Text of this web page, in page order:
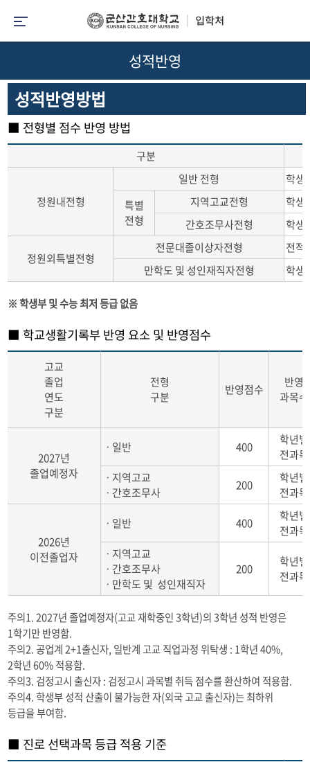
성적반영
성적반영방법
■ 전형별 점수 반영 방법
구분
정원내전형
일반 전형
학생
특별
전형
지역고교전형
학생
간호조무사전형
학생
정원외특별전형
전문대졸이상자전형
전적
만학도 및 성인재직자전형
학생
※ 학생부 및 수능 최저 등급 없음
■ 학교생활기록부 반영 요소 및 반영점수
고교
졸업
연도
구분
전형
구분
반영점수
반영
과목수
2027년
졸업예정자
ㆍ일반 400
학년별
전과목
ㆍ지역고교
ㆍ간호조무사
200
학년별
전과목
2026년
이전졸업자
ㆍ일반 400
학년별
전과목
ㆍ지역고교
ㆍ간호조무사
ㆍ만학도 및 성인재직자
200
학년별
전과목
주의1. 2027년 졸업예정자(고교 재학중인 3학년)의 3학년 성적 반영은
1학기만 반영함.
주의2. 공업계 2+1출신자, 일반계 고교 직업과정 위탁생 : 1학년 40%,
2학년 60% 적용함.
주의3. 검정고시 출신자 : 검정고시 과목별 취득 점수를 환산하여 적용함.
주의4. 학생부 성적 산출이 불가능한 자(외국 고교 출신자)는 최하위
등급을 부여함.
■ 진로 선택과목 등급 적용 기준